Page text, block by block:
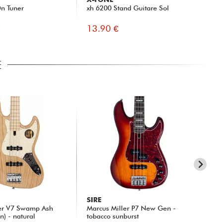
Tuner
xh 6200 Stand Guitare Sol
13.90 €
V7 Swamp Ash
- natural
SIRE
Marcus Miller P7 New Gen -
tobacco sunburst